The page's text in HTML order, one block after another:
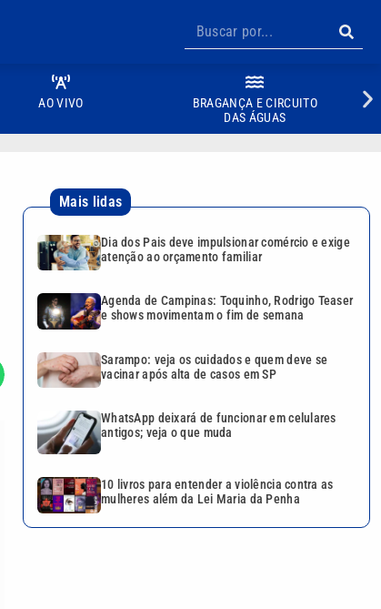
AO VIVO
BRAGANÇA E CIRCUITO
DAS ÁGUAS
Mais lidas
Dia dos Pais deve impulsionar comércio e exige
atenção ao orçamento familiar
Agenda de Campinas: Toquinho, Rodrigo Teaser
e shows movimentam o fim de semana
Sarampo: veja os cuidados e quem deve se
vacinar após alta de casos em SP
WhatsApp deixará de funcionar em celulares
antigos; veja o que muda
10 livros para entender a violência contra as
mulheres além da Lei Maria da Penha